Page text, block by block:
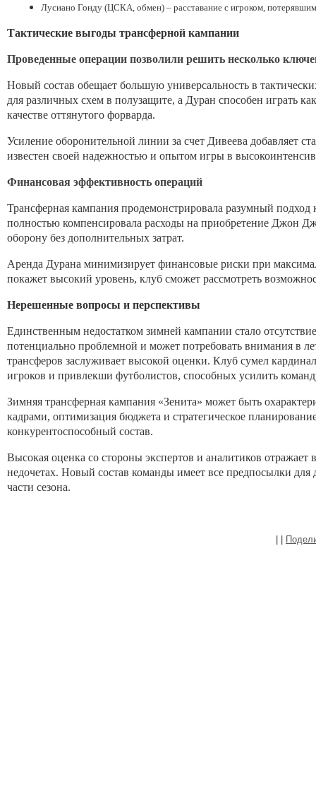
Лусиано Гонду (ЦСКА, обмен) – расставание с игроком,
Тактические выгоды трансферной кампании
Проведенные операции позволили решить несколько
Новый состав обещает большую универсальность в
для различных схем в полузащите, а Дуран способен играть
качестве оттянутого форварда.
Усиление оборонительной линии за счет Дивеева добавляет
известен своей надежностью и опытом игры в
Финансовая эффективность операций
Трансферная кампания продемонстрировала разумный
полностью компенсировала расходы на приобретение Джон
оборону без дополнительных затрат.
Аренда Дурана минимизирует финансовые риски при
покажет высокий уровень, клуб сможет рассмотреть
Нерешенные вопросы и перспективы
Единственным недостатком зимней кампании стало
потенциально проблемной и может потребовать внимания в
трансферов заслуживает высокой оценки. Клуб сумел
игроков и привлекши футболистов, способных усилить
Зимняя трансферная кампания «Зенита» может быть
кадрами, оптимизация бюджета и стратегическое
конкурентоспособный состав.
Высокая оценка со стороны экспертов и аналитиков
недочетах. Новый состав команды имеет все предпосылки
части сезона.